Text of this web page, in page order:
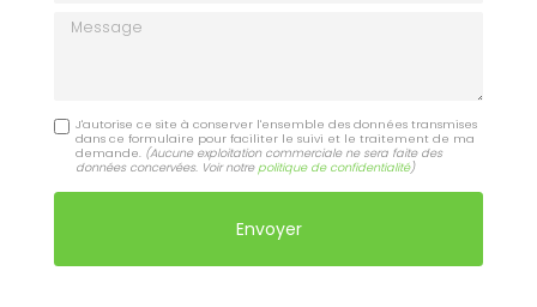
Message
J'autorise ce site à conserver l'ensemble des données transmises
dans ce formulaire pour faciliter le suivi et le traitement de ma
demande. (Aucune exploitation commerciale ne sera faite des
données concervées. Voir notre politique de confidentialité)